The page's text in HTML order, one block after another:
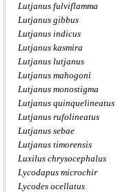
Lutjanus fulviflamma
Lutjanus gibbus
Lutjanus indicus
Lutjanus kasmira
Lutjanus lutjanus
Lutjanus mahogoni
Lutjanus monostigma
Lutjanus quinquelineatus
Lutjanus rufolineatus
Lutjanus sebae
Lutjanus timorensis
Luxilus chrysocephalus
Lycodapus microchir
Lycodes ocellatus